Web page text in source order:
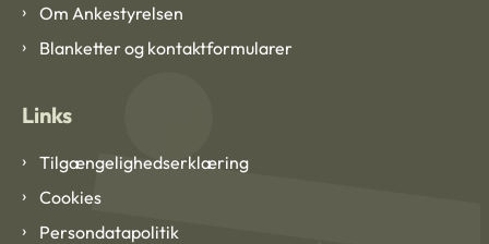
Om Ankestyrelsen
Blanketter og kontaktformularer
Links
Tilgængelighedserklæring
Cookies
Persondatapolitik